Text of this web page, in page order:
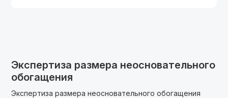
Экспертиза размера неосновательного
обогащения
Экспертиза размера неосновательного обогащения